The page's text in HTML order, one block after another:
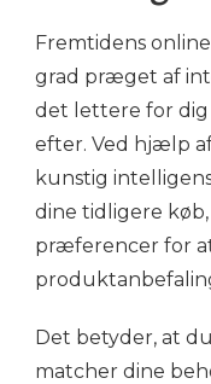
Fremtidens
grad præget af
det lettere for
efter. Ved hjælp
kunstig
dine tidligere
præferencer for
Det betyder, at
matcher dine